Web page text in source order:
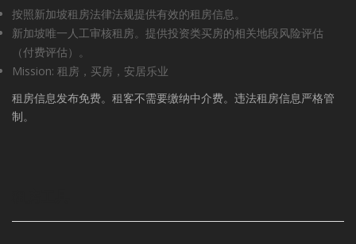
按照新加坡租房法律法规提供有效的租房信息。
新加坡唯一人工审核租房。提供投资类买房的相关地段风险评估
（付费评估）。
Mission: 租房，买房，安居乐业
租房信息发布免费。租客不需要缴纳中介费。违法租房信息严格管
制。